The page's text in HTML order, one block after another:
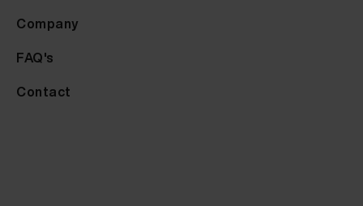
Company
FAQ's
Contact